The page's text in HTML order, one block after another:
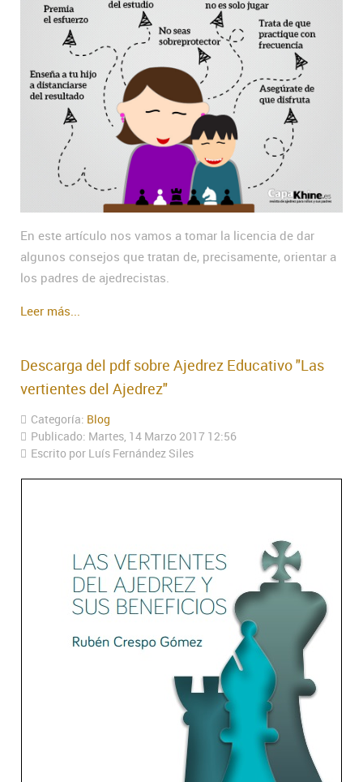
En este artículo nos vamos a tomar la licencia de dar
algunos consejos que tratan de, precisamente, orientar a
los padres de ajedrecistas.
Leer más...
Descarga del pdf sobre Ajedrez Educativo "Las
vertientes del Ajedrez"
Categoría: Blog
Publicado: Martes, 14 Marzo 2017 12:56
Escrito por Luís Fernández Siles